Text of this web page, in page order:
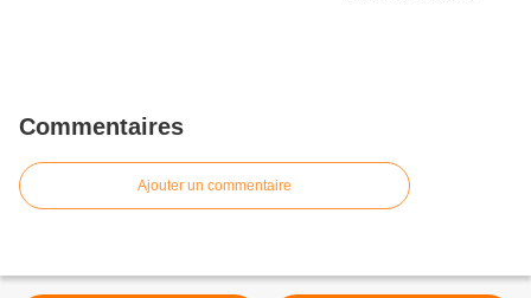
Commentaires
Ajouter un commentaire